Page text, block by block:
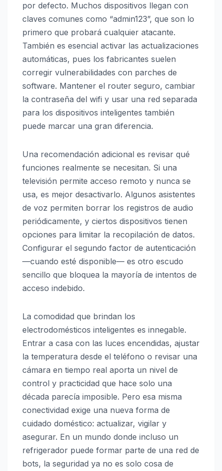
por defecto. Muchos dispositivos llegan con
claves comunes como “admin123”, que son lo
primero que probará cualquier atacante.
También es esencial activar las actualizaciones
automáticas, pues los fabricantes suelen
corregir vulnerabilidades con parches de
software. Mantener el router seguro, cambiar
la contraseña del wifi y usar una red separada
para los dispositivos inteligentes también
puede marcar una gran diferencia.
Una recomendación adicional es revisar qué
funciones realmente se necesitan. Si una
televisión permite acceso remoto y nunca se
usa, es mejor desactivarlo. Algunos asistentes
de voz permiten borrar los registros de audio
periódicamente, y ciertos dispositivos tienen
opciones para limitar la recopilación de datos.
Configurar el segundo factor de autenticación
—cuando esté disponible— es otro escudo
sencillo que bloquea la mayoría de intentos de
acceso indebido.
La comodidad que brindan los
electrodomésticos inteligentes es innegable.
Entrar a casa con las luces encendidas, ajustar
la temperatura desde el teléfono o revisar una
cámara en tiempo real aporta un nivel de
control y practicidad que hace solo una
década parecía imposible. Pero esa misma
conectividad exige una nueva forma de
cuidado doméstico: actualizar, vigilar y
asegurar. En un mundo donde incluso un
refrigerador puede formar parte de una red de
bots, la seguridad ya no es solo cosa de